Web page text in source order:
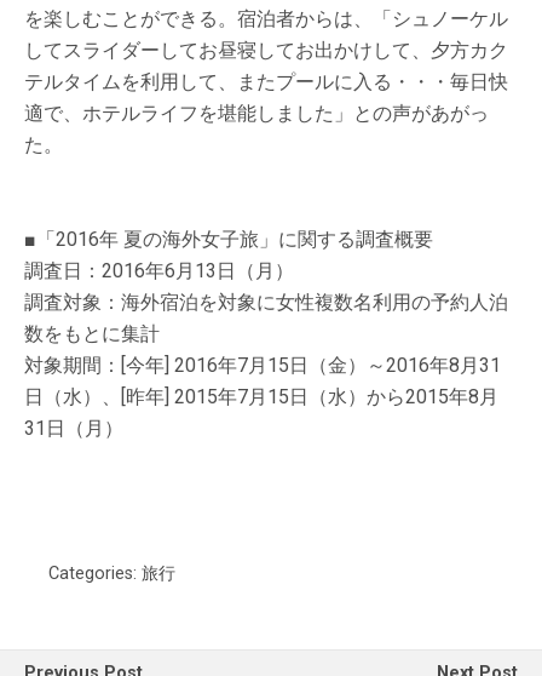
を楽しむことができる。宿泊者からは、「シュノーケル
してスライダーしてお昼寝してお出かけして、夕方カク
テルタイムを利用して、またプールに入る・・・毎日快
適で、ホテルライフを堪能しました」との声があがっ
た。
■「2016年 夏の海外女子旅」に関する調査概要
調査日：2016年6月13日（月）
調査対象：海外宿泊を対象に女性複数名利用の予約人泊
数をもとに集計
対象期間：[今年] 2016年7月15日（金）～2016年8月31
日（水）、[昨年] 2015年7月15日（水）から2015年8月
31日（月）
Categories: 旅行